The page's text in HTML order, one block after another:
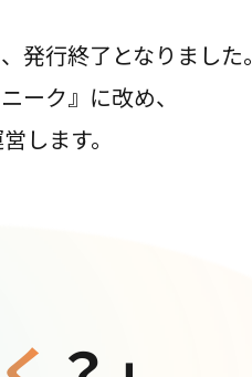
発行終了となりました。
ーク』に改め、
します。